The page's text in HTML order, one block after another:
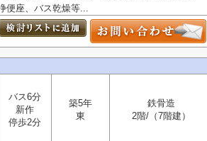
便座、バス乾燥等...
バス6分
新作
停歩2分
築5年
東
鉄骨造
2階/（7階建）